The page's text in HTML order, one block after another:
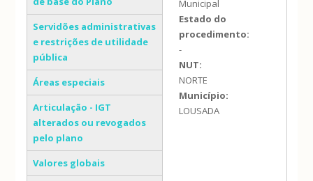
Servidões administrativas
e restrições de utilidade
pública
Áreas especiais
Articulação - IGT
alterados ou revogados
pelo plano
Valores globais
Municipal
Estado do
procedimento:
-
NUT:
NORTE
Município:
LOUSADA